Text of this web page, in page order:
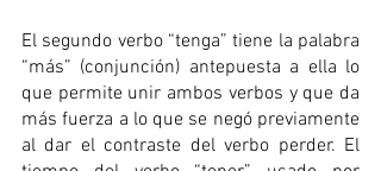
El segundo verbo “tenga” tiene la palabra
“más” (conjunción) antepuesta a ella lo
que permite unir ambos verbos y que da
más fuerza a lo que se negó previamente
al dar el contraste del verbo perder. El